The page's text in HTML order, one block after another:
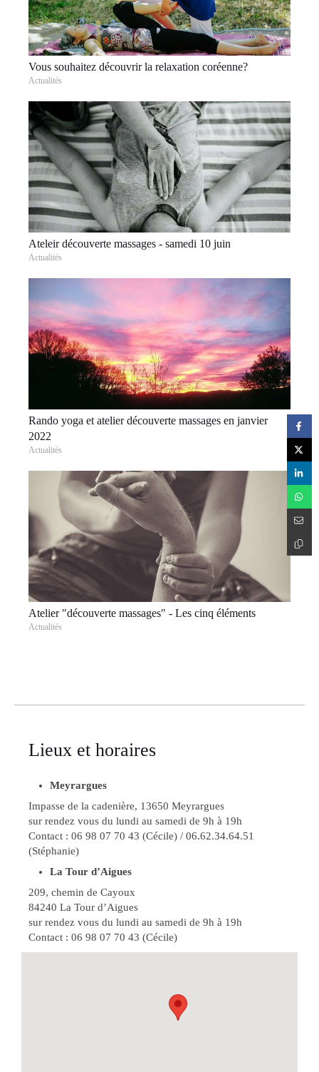
Vous souhaitez découvrir la relaxation coréenne?
Actualités
Ateleir découverte massages - samedi 10 juin
Actualités
Rando yoga et atelier découverte massages en janvier
2022
Actualités
Atelier "découverte massages" - Les cinq éléments
Actualités
Lieux et horaires
Meyrargues
Impasse de la cadenière, 13650 Meyrargues
sur rendez vous du lundi au samedi de 9h à 19h
Contact : 06 98 07 70 43 (Cécile) / 06.62.34.64.51
(Stéphanie)
La Tour d’Aigues
209, chemin de Cayoux
84240 La Tour d’Aigues
sur rendez vous du lundi au samedi de 9h à 19h
Contact : 06 98 07 70 43 (Cécile)